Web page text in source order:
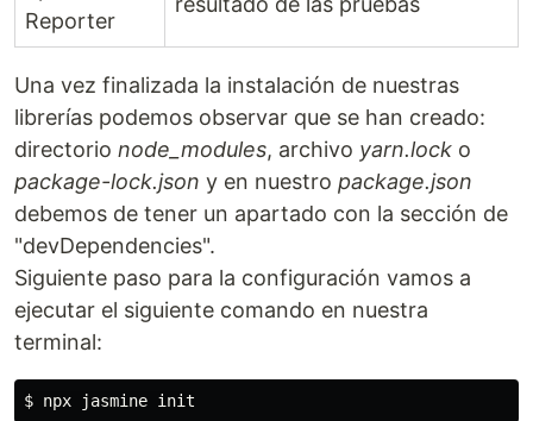
Reporter
Una vez finalizada la instalación de nuestras
librerías podemos observar que se han creado:
directorio node_modules, archivo yarn.lock o
package-lock.json y en nuestro package.json
debemos de tener un apartado con la sección de
"devDependencies".
Siguiente paso para la configuración vamos a
ejecutar el siguiente comando en nuestra
terminal:
$